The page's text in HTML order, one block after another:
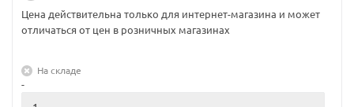
Цена действительна только для интернет-магазина и может
отличаться от цен в розничных магазинах
На складе
-